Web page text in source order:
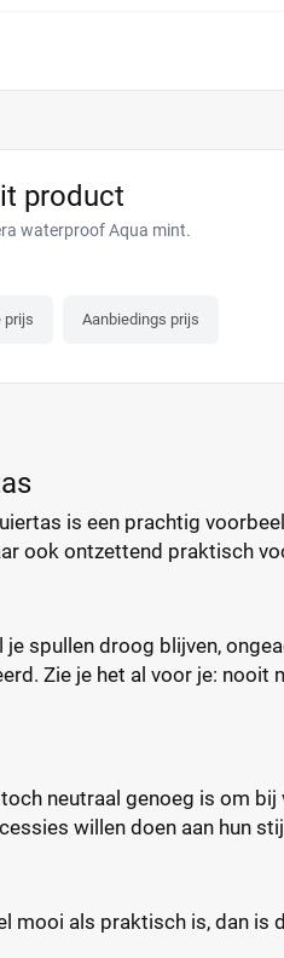
product
waterproof Aqua mint.
prijs Aanbiedings prijs
is een prachtig
ook ontzettend praktisch
spullen droog blijven,
Zie je het al voor je: nooit
neutraal genoeg is om
willen doen aan hun
mooi als praktisch is, dan